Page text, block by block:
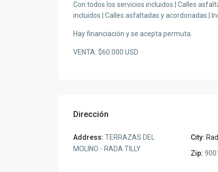
Con todos los servicios incluidos | Calles
incluidos | Calles asfaltadas y acordonadas |
Hay financiación y se acepta permuta.
VENTA: $60.000 USD
Dirección
Address: TERRAZAS DEL
MOLINO - RADA TILLY
City:
Zip: